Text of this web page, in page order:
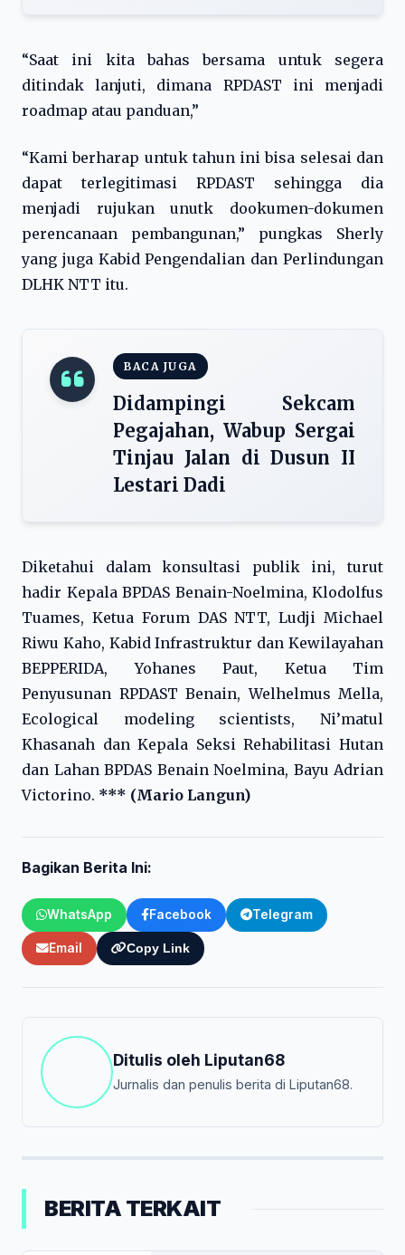
“Saat ini kita bahas bersama untuk segera
ditindak lanjuti, dimana RPDAST ini menjadi
roadmap atau panduan,”
“Kami berharap untuk tahun ini bisa selesai dan
dapat terlegitimasi RPDAST sehingga dia
menjadi rujukan unutk dookumen-dokumen
perencanaan pembangunan,” pungkas Sherly
yang juga Kabid Pengendalian dan Perlindungan
DLHK NTT itu.
BACA JUGA
Didampingi Sekcam
Pegajahan, Wabup Sergai
Tinjau Jalan di Dusun II
Lestari Dadi
Diketahui dalam konsultasi publik ini, turut
hadir Kepala BPDAS Benain-Noelmina, Klodolfus
Tuames, Ketua Forum DAS NTT, Ludji Michael
Riwu Kaho, Kabid Infrastruktur dan Kewilayahan
BEPPERIDA, Yohanes Paut, Ketua Tim
Penyusunan RPDAST Benain, Welhelmus Mella,
Ecological modeling scientists, Ni’matul
Khasanah dan Kepala Seksi Rehabilitasi Hutan
dan Lahan BPDAS Benain Noelmina, Bayu Adrian
Victorino. *** (Mario Langun)
Bagikan Berita Ini:
WhatsApp Facebook Telegram
Email Copy Link
Ditulis oleh Liputan68
Jurnalis dan penulis berita di Liputan68.
BERITA TERKAIT